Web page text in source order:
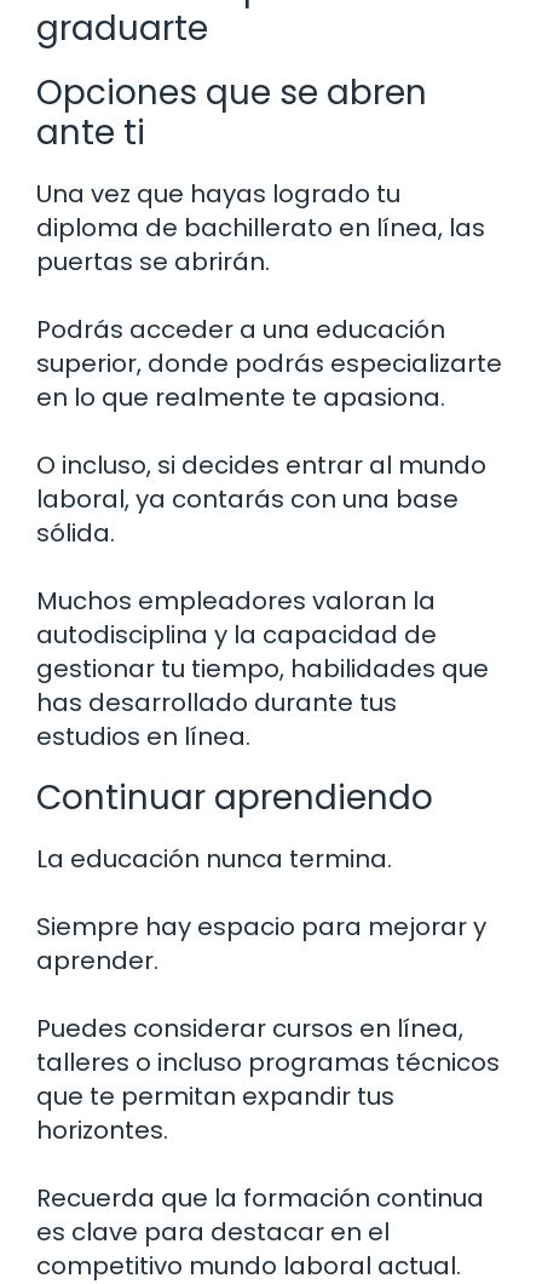
graduarte
Opciones que se abren
ante ti
Una vez que hayas logrado tu
diploma de bachillerato en línea, las
puertas se abrirán.
Podrás acceder a una educación
superior, donde podrás especializarte
en lo que realmente te apasiona.
O incluso, si decides entrar al mundo
laboral, ya contarás con una base
sólida.
Muchos empleadores valoran la
autodisciplina y la capacidad de
gestionar tu tiempo, habilidades que
has desarrollado durante tus
estudios en línea.
Continuar aprendiendo
La educación nunca termina.
Siempre hay espacio para mejorar y
aprender.
Puedes considerar cursos en línea,
talleres o incluso programas técnicos
que te permitan expandir tus
horizontes.
Recuerda que la formación continua
es clave para destacar en el
competitivo mundo laboral actual.